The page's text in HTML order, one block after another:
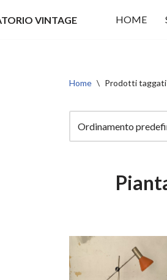
VINTAGE HOME
Home \ Prodotti taggati